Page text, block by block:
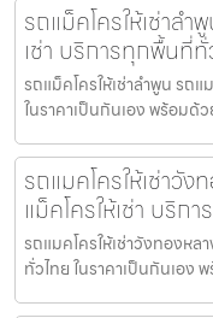
รถแม็คโครให้เช่าล
เช่า บริการทุกพื้นที่
รถแม็คโครให้เช่าลำพูน รถ
ในราคาเป็นกันเอง พร้อม
รถแมคโครให้เช่าวั
แม็คโครให้เช่า บริก
รถแมคโครให้เช่าวังทองหล
ทั่วไทย ในราคาเป็นกันเอ